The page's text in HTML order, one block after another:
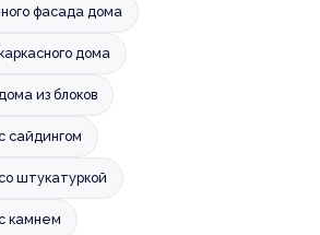
фасада дома
дома
из блоков
сайдингом
штукатуркой
камнем